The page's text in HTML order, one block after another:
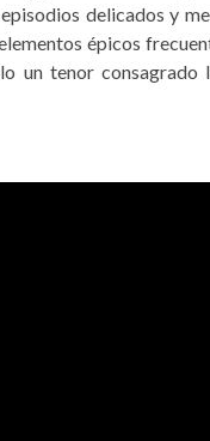
delicados y
épicos
un tenor consagrado